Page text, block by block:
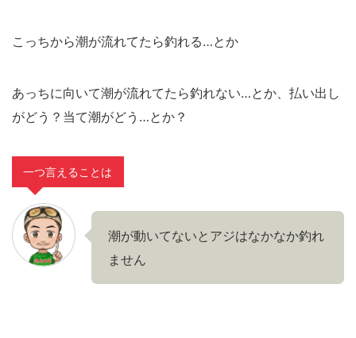
こっちから潮が流れてたら釣れる…とか
あっちに向いて潮が流れてたら釣れない…とか、払い出し
がどう？当て潮がどう…とか？
一つ言えることは
潮が動いてないとアジはなかなか釣れ
ません